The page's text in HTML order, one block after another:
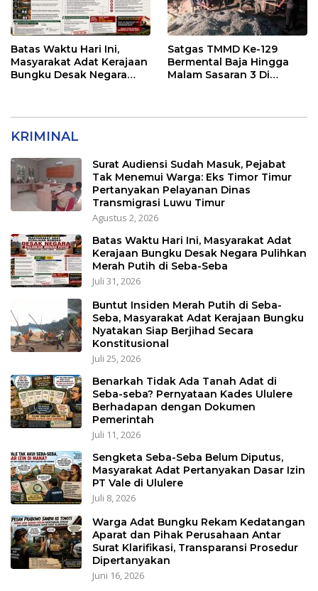
Batas Waktu Hari Ini,
Masyarakat Adat Kerajaan
Bungku Desak Negara
Satgas TMMD Ke-129
Bermental Baja Hingga
Malam Sasaran 3 Di
KRIMINAL
Surat Audiensi Sudah Masuk, Pejabat
Tak Menemui Warga: Eks Timor Timur
Pertanyakan Pelayanan Dinas
Transmigrasi Luwu Timur
Agustus 2, 2026
Batas Waktu Hari Ini, Masyarakat Adat
Kerajaan Bungku Desak Negara Pulihkan
Merah Putih di Seba-Seba
Juli 31, 2026
Buntut Insiden Merah Putih di Seba-
Seba, Masyarakat Adat Kerajaan Bungku
Nyatakan Siap Berjihad Secara
Konstitusional
Juli 25, 2026
Benarkah Tidak Ada Tanah Adat di
Seba-seba? Pernyataan Kades Ululere
Berhadapan dengan Dokumen
Pemerintah
Juli 11, 2026
Sengketa Seba-Seba Belum Diputus,
Masyarakat Adat Pertanyakan Dasar Izin
PT Vale di Ululere
Juli 8, 2026
Warga Adat Bungku Rekam Kedatangan
Aparat dan Pihak Perusahaan Antar
Surat Klarifikasi, Transparansi Prosedur
Dipertanyakan
Juni 16, 2026